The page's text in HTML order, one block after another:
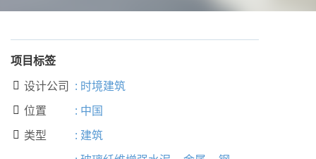
项目标签
 设计公司 : 时境建筑
 位置 : 中国
 类型 : 建筑